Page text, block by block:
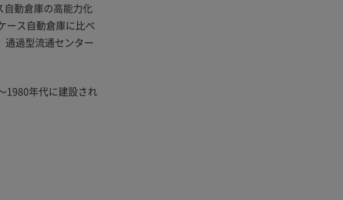
動倉庫の高能力化
ース自動倉庫に比べ
通過型流通センター
1980年代に建設され